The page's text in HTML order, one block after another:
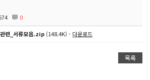
0
련_서류모음.zip (148.4K) - 다운로드
목록